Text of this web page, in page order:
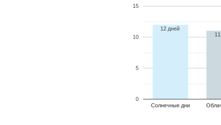
Солнечные дни
0
5
10
15
12 дней